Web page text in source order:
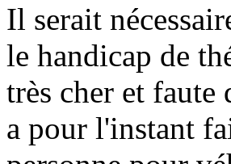
Il serait
le handicap de
très cher et faute
a pour l'instant